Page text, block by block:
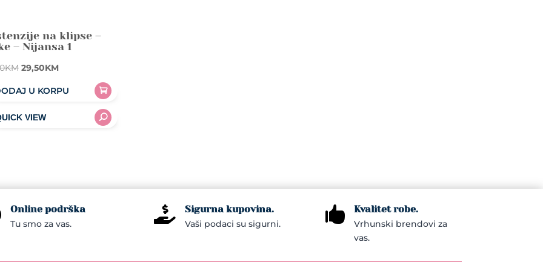
na klipse –
– Nijansa 1
KM Original
39,00KM.
29,50KMCurrent
29,50KM.
U KORPU
Online podrška
Tu smo za vas.  Sigurna kupovina.
Vaši podaci su sigurni.  Kvalitet robe.
Vrhunski brendovi za
vas.